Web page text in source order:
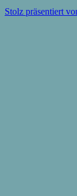
Stolz präsentiert